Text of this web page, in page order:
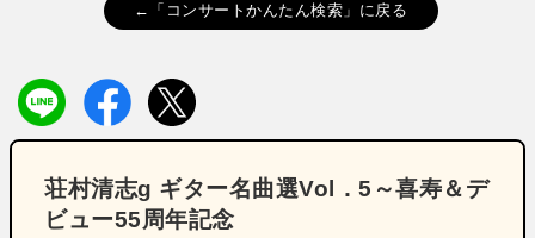
←「コンサートかんたん検索」に戻る
荘村清志g ギター名曲選Vol．5～喜寿＆デ
ビュー55周年記念